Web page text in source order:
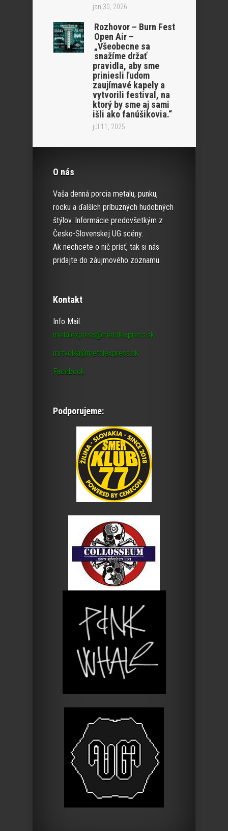
jan 30, 2026
Rozhovor – Burn Fest
Open Air –
„Všeobecne sa
snažíme držať
pravidla, aby sme
priniesli ľudom
zaujímavé kapely a
vytvorili festival, na
ktorý by sme aj sami
išli ako fanúšikovia.“
júl 11, 2025
O nás
Vaša denná porcia metalu, punku,
rocku a ďalších príbuzných hudobných
štýlov. Informácie predovšetkým z
Česko-Slovenskej UG scény.
Ak nechcete o nič prísť, tak si nás
pridajte do záujmového zoznamu.
Kontakt
Info Mail:
metalexpress@metalexpress.sk
mrtvolka@metalexpress.sk
Facebook
Podporujeme: